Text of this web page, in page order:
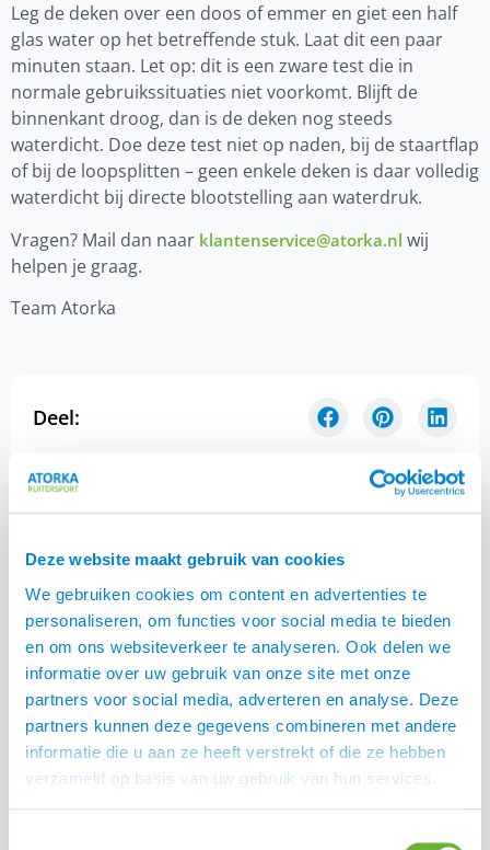
Deze website maakt gebruik van cookies
We gebruiken cookies om content en advertenties te
personaliseren, om functies voor social media te bieden
en om ons websiteverkeer te analyseren. Ook delen we
informatie over uw gebruik van onze site met onze
partners voor social media, adverteren en analyse. Deze
partners kunnen deze gegevens combineren met andere
informatie die u aan ze heeft verstrekt of die ze hebben
verzameld op basis van uw gebruik van hun services.
Leg de deken over een doos of emmer en giet een half
glas water op het betreffende stuk. Laat dit een paar
minuten staan. Let op: dit is een zware test die in
normale gebruikssituaties niet voorkomt. Blijft de
binnenkant droog, dan is de deken nog steeds
waterdicht. Doe deze test niet op naden, bij de staartflap
of bij de loopsplitten – geen enkele deken is daar volledig
waterdicht bij directe blootstelling aan waterdruk.
Vragen? Mail dan naar klantenservice@atorka.nl wij
helpen je graag.
Team Atorka
Deel: